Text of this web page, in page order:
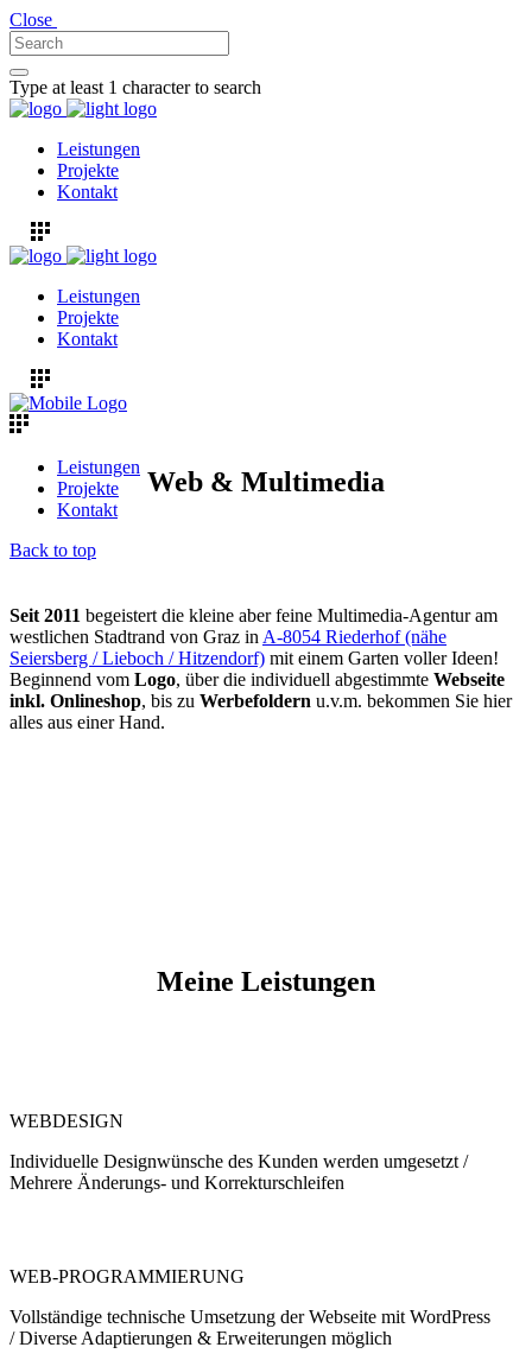
Close
Type at least 1 character to search
Leistungen
Projekte
Kontakt
Leistungen
Projekte
Kontakt
Leistungen
Projekte
Kontakt
Back to top
Web & Multimedia
Seit 2011 begeistert die kleine aber feine Multimedia-Agentur am
westlichen Stadtrand von Graz in A-8054 Riederhof (nähe
Seiersberg / Lieboch / Hitzendorf) mit einem Garten voller Ideen!
Beginnend vom Logo, über die individuell abgestimmte Webseite
inkl. Onlineshop, bis zu Werbefoldern u.v.m. bekommen Sie hier
alles aus einer Hand.
Meine Leistungen
WEBDESIGN
Individuelle Designwünsche des Kunden werden umgesetzt /
Mehrere Änderungs- und Korrekturschleifen
WEB-PROGRAMMIERUNG
Vollständige technische Umsetzung der Webseite mit WordPress
/ Diverse Adaptierungen & Erweiterungen möglich